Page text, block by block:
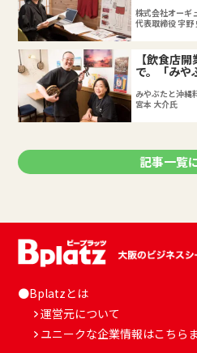
株式会社オーギ
代表取締役 宇野
【飲食店
で。「みや
みやぶたと沖縄
宮本 大介氏
記事一覧
●Bplatzとは
運営元について
ユニークな企業情報はこちら